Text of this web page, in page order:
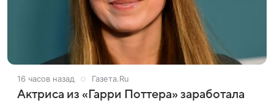
16 часов назад Газета.Ru
Актриса из «Гарри Поттера» заработала